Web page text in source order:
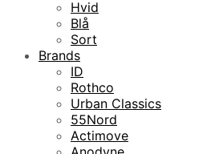
Hvid
Blå
Sort
Brands
ID
Rothco
Urban Classics
55Nord
Actimove